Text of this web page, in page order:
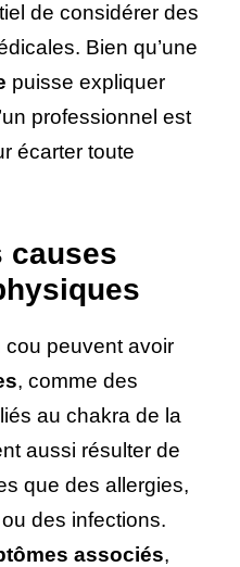
de considérer des
Bien qu’une
puisse expliquer
professionnel est
écarter toute
causes
peuvent avoir
, comme des
au chakra de la
aussi résulter de
que des allergies,
des infections.
associés,